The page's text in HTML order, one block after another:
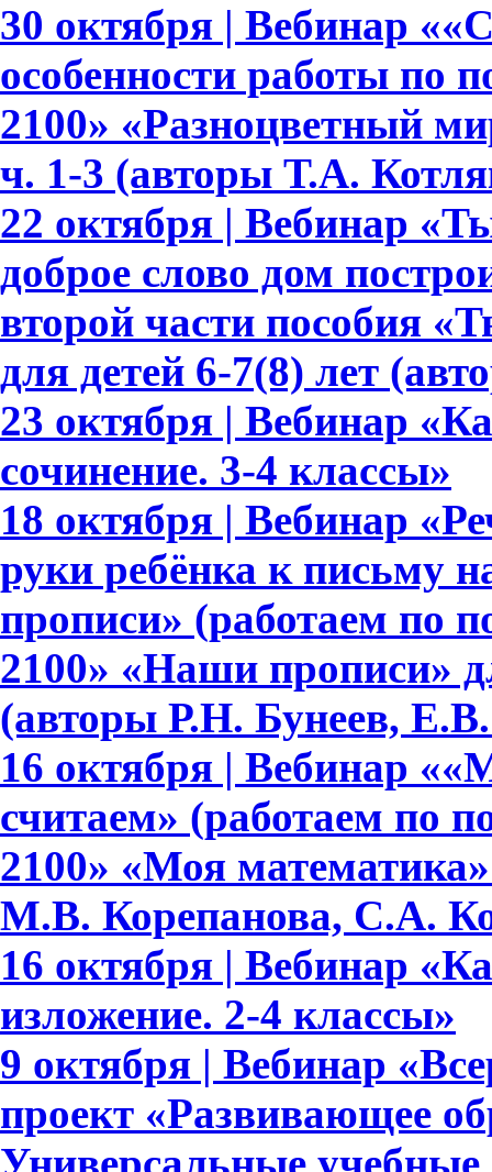
30 октября | Вебинар
особенности работы по
2100» «Разноцветный
ч. 1-3 (авторы Т.А.
22 октября | Вебинар
доброе слово дом
второй части пособия
для детей 6-7(8) лет
23 октября | Вебинар
сочинение. 3-4 классы»
18 октября | Вебинар
руки ребёнка к письму
прописи» (работаем по
2100» «Наши прописи»
(авторы Р.Н. Бунеев,
16 октября | Вебинар
считаем» (работаем по
2100» «Моя
М.В. Корепанова, С.А.
16 октября | Вебинар
изложение. 2-4 классы»
9 октября | Вебинар
проект «Развивающее